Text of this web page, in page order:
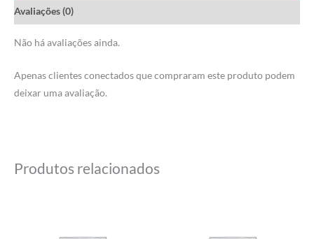
Avaliações (0)
Não há avaliações ainda.
Apenas clientes conectados que compraram este produto podem
deixar uma avaliação.
Produtos relacionados